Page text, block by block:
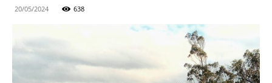
20/05/2024 638